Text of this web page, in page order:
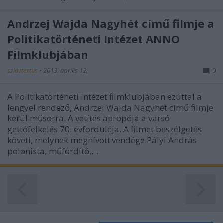
Andrzej Wajda Nagyhét című filmje a
Politikatörténeti Intézet ANNO
Filmklubjában
szlavtextus • 2013. április 12. 0
A Politikatörténeti Intézet filmklubjában ezúttal a
lengyel rendező, Andrzej Wajda Nagyhét című filmje
kerül műsorra. A vetítés apropója a varsó
gettófelkelés 70. évfordulója. A filmet beszélgetés
követi, melynek meghívott vendége Pályi András
polonista, műfordító,…